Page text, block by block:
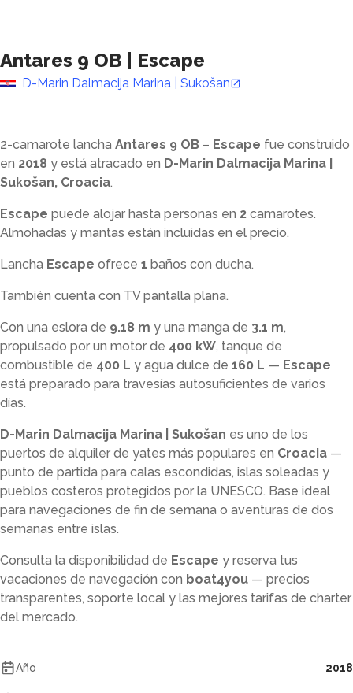
Antares 9 OB Escape
D-Marin Dalmacija Marina | Sukošan
2-camarote lancha Antares 9 OB – Escape fue construido
en 2018 y está atracado en D-Marin Dalmacija Marina |
Sukošan, Croacia.
Escape puede alojar hasta personas en 2 camarotes.
Almohadas y mantas están incluidas en el precio.
Lancha Escape ofrece 1 baños con ducha.
También cuenta con TV pantalla plana.
Con una eslora de 9.18 m y una manga de 3.1 m,
propulsado por un motor de 400 kW, tanque de
combustible de 400 L y agua dulce de 160 L — Escape
está preparado para travesías autosuficientes de varios
días.
D-Marin Dalmacija Marina | Sukošan es uno de los
puertos de alquiler de yates más populares en Croacia —
punto de partida para calas escondidas, islas soleadas y
pueblos costeros protegidos por la UNESCO. Base ideal
para navegaciones de fin de semana o aventuras de dos
semanas entre islas.
Consulta la disponibilidad de Escape y reserva tus
vacaciones de navegación con boat4you — precios
transparentes, soporte local y las mejores tarifas de charter
del mercado.
Año 2018